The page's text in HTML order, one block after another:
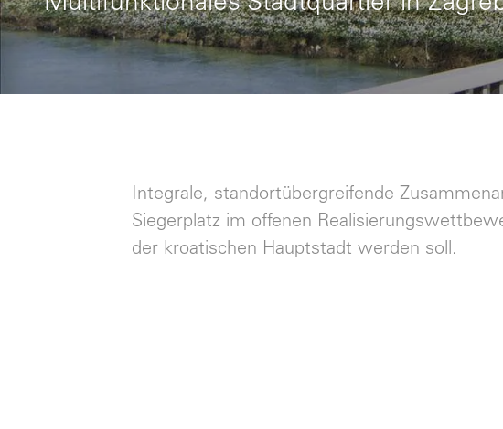
Integrale, standortübergreifende
Siegerplatz im offenen
der kroatischen Hauptstadt werden soll.